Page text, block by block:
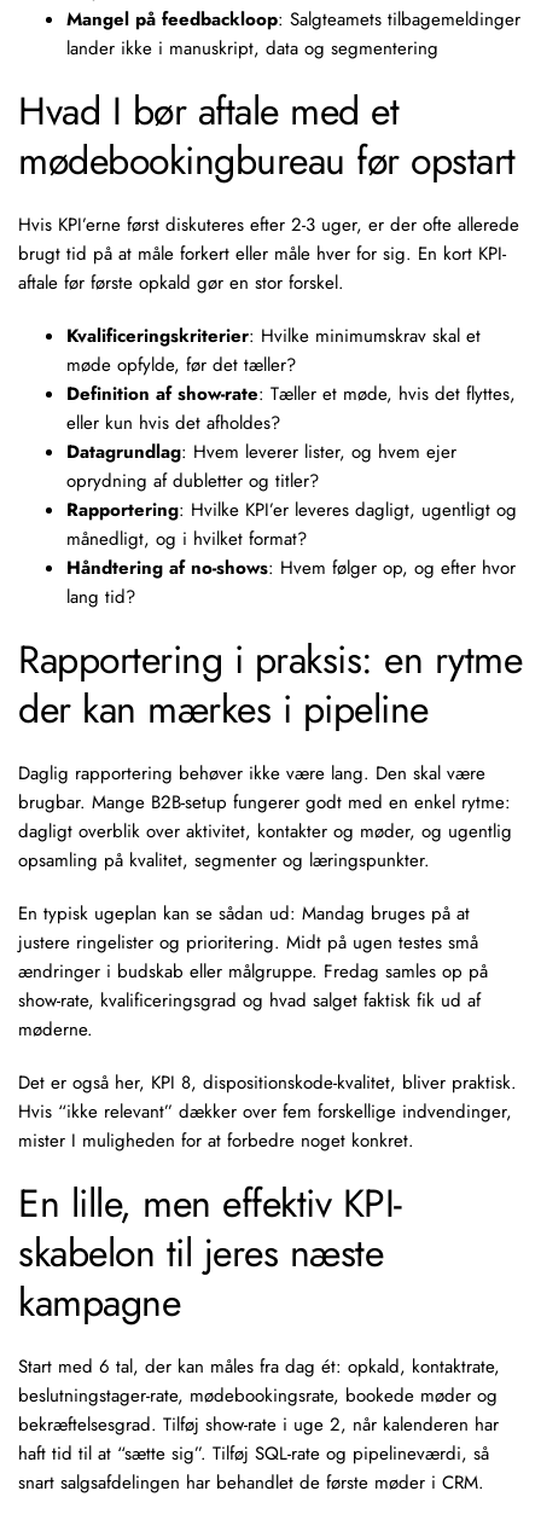
Mangel på feedbackloop: Salgteamets tilbagemeldinger
lander ikke i manuskript, data og segmentering
Hvad I bør aftale med et
mødebookingbureau før opstart
Hvis KPI’erne først diskuteres efter 2-3 uger, er der ofte allerede
brugt tid på at måle forkert eller måle hver for sig. En kort KPI-
aftale før første opkald gør en stor forskel.
Kvalificeringskriterier: Hvilke minimumskrav skal et
møde opfylde, før det tæller?
Definition af show-rate: Tæller et møde, hvis det flyttes,
eller kun hvis det afholdes?
Datagrundlag: Hvem leverer lister, og hvem ejer
oprydning af dubletter og titler?
Rapportering: Hvilke KPI’er leveres dagligt, ugentligt og
månedligt, og i hvilket format?
Håndtering af no-shows: Hvem følger op, og efter hvor
lang tid?
Rapportering i praksis: en rytme
der kan mærkes i pipeline
Daglig rapportering behøver ikke være lang. Den skal være
brugbar. Mange B2B-setup fungerer godt med en enkel rytme:
dagligt overblik over aktivitet, kontakter og møder, og ugentlig
opsamling på kvalitet, segmenter og læringspunkter.
En typisk ugeplan kan se sådan ud: Mandag bruges på at
justere ringelister og prioritering. Midt på ugen testes små
ændringer i budskab eller målgruppe. Fredag samles op på
show-rate, kvalificeringsgrad og hvad salget faktisk fik ud af
møderne.
Det er også her, KPI 8, dispositionskode-kvalitet, bliver praktisk.
Hvis “ikke relevant” dækker over fem forskellige indvendinger,
mister I muligheden for at forbedre noget konkret.
En lille, men effektiv KPI-
skabelon til jeres næste
kampagne
Start med 6 tal, der kan måles fra dag ét: opkald, kontaktrate,
beslutningstager-rate, mødebookingsrate, bookede møder og
bekræftelsesgrad. Tilføj show-rate i uge 2, når kalenderen har
haft tid til at “sætte sig”. Tilføj SQL-rate og pipelineværdi, så
snart salgsafdelingen har behandlet de første møder i CRM.